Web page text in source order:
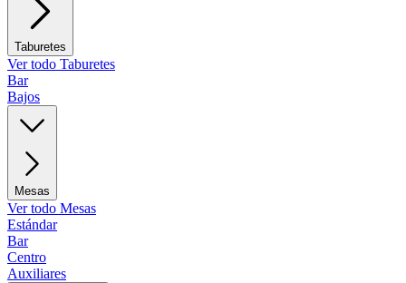
Taburetes
Ver todo Taburetes
Bar
Bajos
Mesas
Ver todo Mesas
Estándar
Bar
Centro
Auxiliares